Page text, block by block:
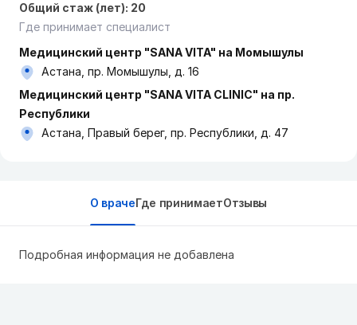
Общий стаж (лет): 20
Где принимает специалист
Медицинский центр "SANA VITA" на Момышулы
Астана, пр. Момышулы, д. 16
Медицинский центр "SANA VITA CLINIC" на пр.
Республики
Астана, Правый берег, пр. Республики, д. 47
О врачеГде принимаетОтзывы
Подробная информация не добавлена